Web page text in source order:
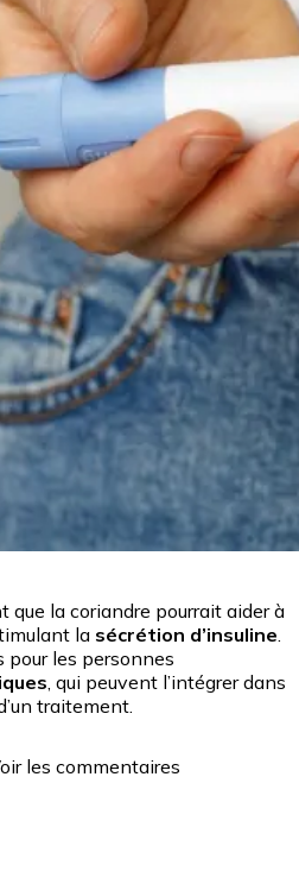
que la coriandre pourrait aider à
la sécrétion d’insuline.
les personnes
, qui peuvent l’intégrer dans
traitement.
les commentaires